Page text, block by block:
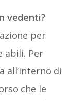
vedenti?
per
abili. Per
all’interno di
che le